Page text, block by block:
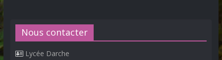
Nous contacter
Lycée Darche